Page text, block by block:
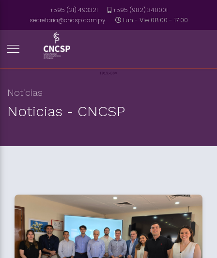
+595 (21) 493321
+595 (982) 340001
secretaria@cncsp.com.py
Lun - Vie 08:00 - 17:00
Noticias
Noticias - CNCSP